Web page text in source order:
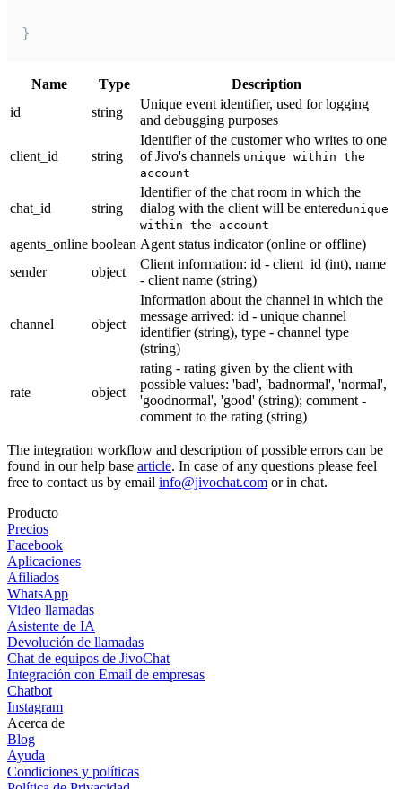
}
Name Тype
Description
id
string
Unique event identifier, used for logging
and debugging purposes
client_id string
Identifier of the customer who writes to one
of Jivo's channels unique within the
account
chat_id string
Identifier of the chat room in which the
dialog with the client will be enteredunique
within the account
agents_online boolean Agent status indicator (online or offline)
sender
object
Client information: id - client_id (int), name
- client name (string)
channel object
Information about the channel in which the
message arrived: id - unique channel
identifier (string), type - channel type
(string)
rate object
rating - rating given by the client with
possible values: 'bad', 'badnormal', 'normal',
'goodnormal', 'good' (string); comment -
comment to the rating (string)
The integration workflow and description of possible errors can be
found in our help base article. In case of any questions please feel
free to contact us by email info@jivochat.com or in chat.
Producto
Precios
Facebook
Aplicaciones
Afiliados
WhatsApp
Video llamadas
Asistente de IA
Devolución de llamadas
Chat de equipos de JivoChat
Integración con Email de empresas
Chatbot
Instagram
Acerca de
Blog
Ayuda
Condiciones y políticas